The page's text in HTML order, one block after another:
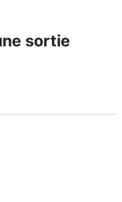
sortie